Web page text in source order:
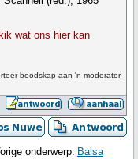
wat ons hier kan
boodskap aan 'n moderator
onderwerp: Balsa